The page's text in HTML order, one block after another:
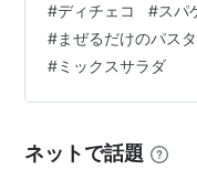
上がるまでに、冷蔵
ソーセージとKIRIク
軽く頂きます！ 標準
ゲティー ニを、ト
#ディチェコ #スパ
#まぜるだけのパス
#ミックスサラダ
ネットで話題